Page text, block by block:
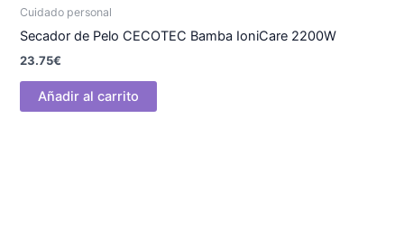
Cuidado personal
Secador de Pelo CECOTEC Bamba IoniCare 2200W
23.75€
Añadir al carrito